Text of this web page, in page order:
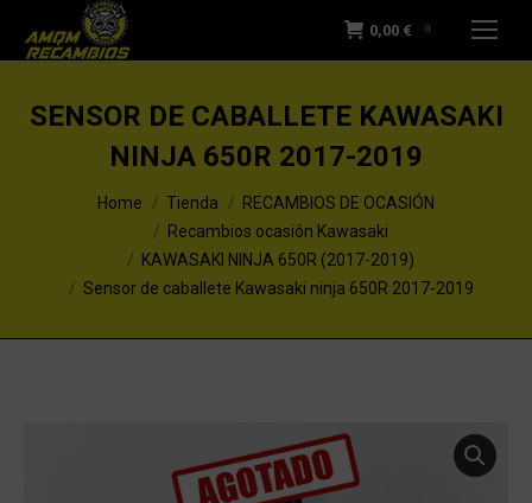
0,00 € 0
SENSOR DE CABALLETE KAWASAKI
NINJA 650R 2017-2019
You are here:Home Tienda
RECAMBIOS DE OCASIÓN
Recambios ocasión Kawasaki
KAWASAKI NINJA 650R (2017-2019)
Sensor de caballete Kawasaki ninja 650R 2017-2019